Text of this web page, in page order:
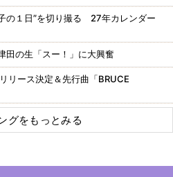
１日”を切り撮る 27年カレンダー
の生「スー！」に大興奮
ース決定＆先行曲「BRUCE
グをもっとみる